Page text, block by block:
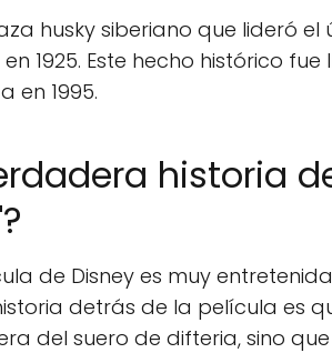
husky siberiano que lideró
1925. Este hecho histórico
en 1995.
historia
de Disney es muy
detrás de la película es
del suero de difteria, sino